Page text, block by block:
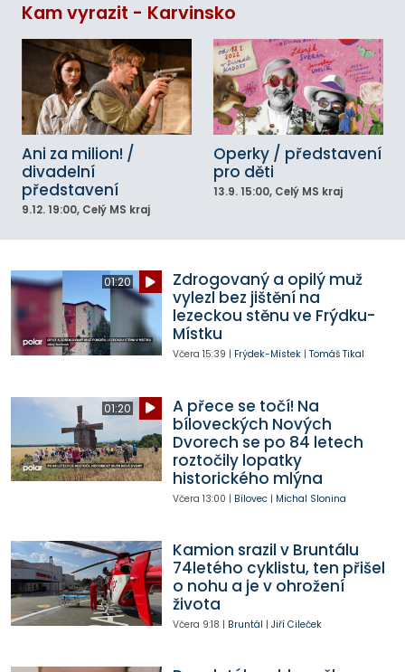
Kam vyrazit - Karvinsko
Ani za milion! /
divadelní
představení
9.12. 19:00, Celý MS kraj
Operky / představení
pro děti
13.9. 15:00, Celý MS kraj
01:20
Zdrogovaný a opilý muž
vylezl bez jištění na
lezeckou stěnu ve Frýdku-
Místku
Včera 15:39 | Frýdek-Místek| Tomáš Tikal
01:20
A přece se točí! Na
bíloveckých Nových
Dvorech se po 84 letech
roztočily lopatky
historického mlýna
Včera 13:00 | Bílovec| Michal Slonina
Kamion srazil v Bruntálu
74letého cyklistu, ten přišel
o nohu a je v ohrožení
života
Včera 9:18 | Bruntál | Jiří Cileček